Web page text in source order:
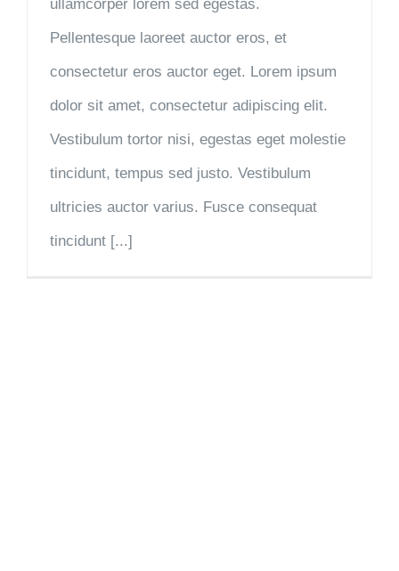
ullamcorper lorem sed egestas.
Pellentesque laoreet auctor eros, et
consectetur eros auctor eget. Lorem ipsum
dolor sit amet, consectetur adipiscing elit.
Vestibulum tortor nisi, egestas eget molestie
tincidunt, tempus sed justo. Vestibulum
ultricies auctor varius. Fusce consequat
tincidunt [...]